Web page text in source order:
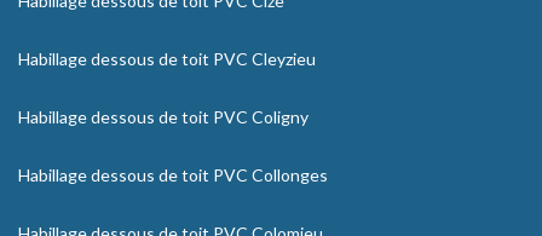
Habillage dessous de toit PVC Cleyzieu
Habillage dessous de toit PVC Coligny
Habillage dessous de toit PVC Collonges